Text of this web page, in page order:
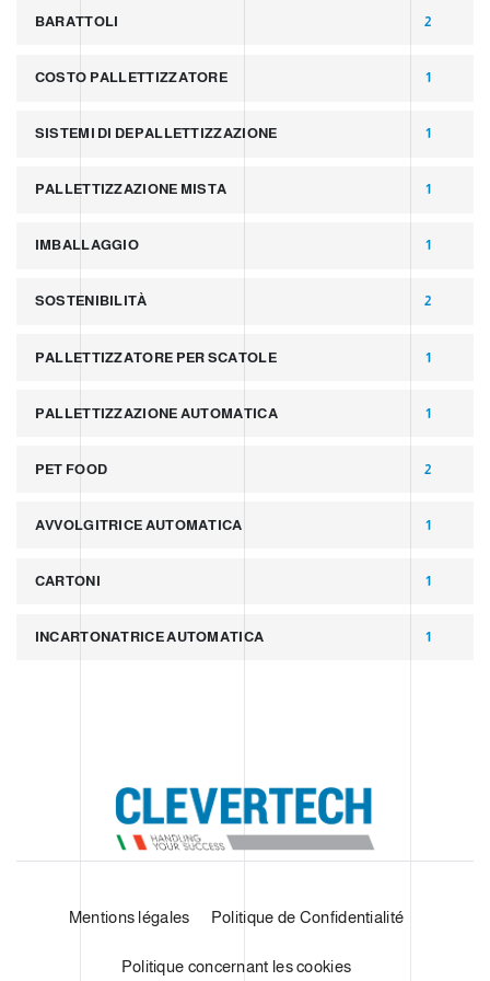
BARATTOLI 2
COSTO PALLETTIZZATORE 1
SISTEMI DI DEPALLETTIZZAZIONE 1
PALLETTIZZAZIONE MISTA 1
IMBALLAGGIO 1
SOSTENIBILITÀ 2
PALLETTIZZATORE PER SCATOLE 1
PALLETTIZZAZIONE AUTOMATICA 1
PET FOOD 2
AVVOLGITRICE AUTOMATICA 1
CARTONI 1
INCARTONATRICE AUTOMATICA 1
Mentions légales Politique de Confidentialité
Politique concernant les cookies